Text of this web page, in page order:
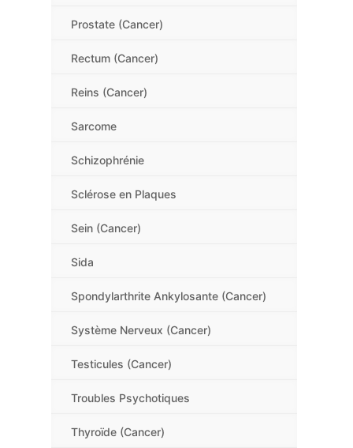
Prostate (Cancer)
Rectum (Cancer)
Reins (Cancer)
Sarcome
Schizophrénie
Sclérose en Plaques
Sein (Cancer)
Sida
Spondylarthrite Ankylosante (Cancer)
Système Nerveux (Cancer)
Testicules (Cancer)
Troubles Psychotiques
Thyroïde (Cancer)